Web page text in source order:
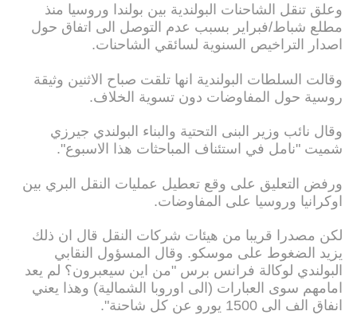
وعلق تنقل الشاحنات البولندية بين بولندا وروسيا منذ
مطلع شباط/فبراير بسبب عدم التوصل الى اتفاق حول
اصدار التراخيص السنوية لسائقي الشاحنات.
وقالت السلطات البولندية انها تلقت صباح الاثنين وثيقة
روسية حول المفاوضات دون تسوية الخلاف.
وقال نائب وزير البنى التحتية والبناء البولندي جيرزي
شميت "نامل في استئناف المباحثات هذا الاسبوع".
ورفض التعليق على وقع تعطيل عمليات النقل البري بين
اوكرانيا وروسيا على المفاوضات.
لكن مصدرا قريبا من هيئات شركات النقل قال ان ذلك
يزيد الضغوط على موسكو. وقال المسؤول النقابي
البولندي لوكالة فرانس برس "من اين سيعبرون؟ لم يعد
امامهم سوى العبارات (الى اوروبا الشمالية) وهذا يعني
انفاق الف الى 1500 يورو عن كل شاحنة".